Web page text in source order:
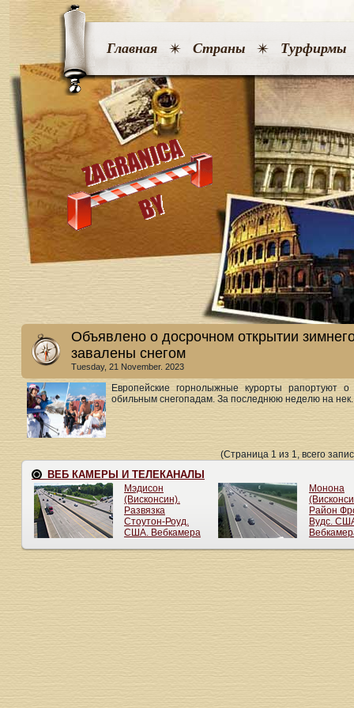
Главная Страны Турфирмы
Объявлено о досрочном открытии
завалены снегом
Tuesday, 21 November. 2023
Европейские горнолыжные курорты рапортуют
обильным снегопадам. За последнюю неделю на
(Страница 1 из 1, всего